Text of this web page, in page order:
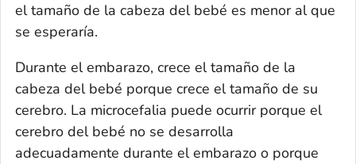
el tamaño de la cabeza del bebé es menor al que
se esperaría.
Durante el embarazo, crece el tamaño de la
cabeza del bebé porque crece el tamaño de su
cerebro. La microcefalia puede ocurrir porque el
cerebro del bebé no se desarrolla
adecuadamente durante el embarazo o porque